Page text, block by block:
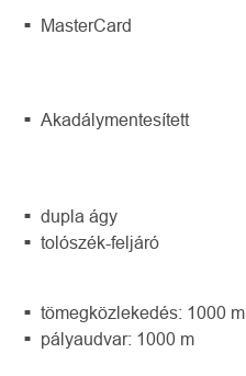
MasterCard
Akadálymentesített
dupla ágy
tolószék-feljáró
tömegközlekedés: 1000 m
pályaudvar: 1000 m